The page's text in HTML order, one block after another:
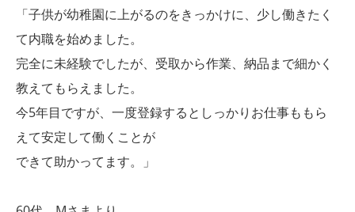
「子供が幼稚園に上がるのをきっかけに、少し働きたく
て内職を始めました。
完全に未経験でしたが、受取から作業、納品まで細かく
教えてもらえました。
今5年目ですが、一度登録するとしっかりお仕事ももら
えて安定して働くことが
できて助かってます。」